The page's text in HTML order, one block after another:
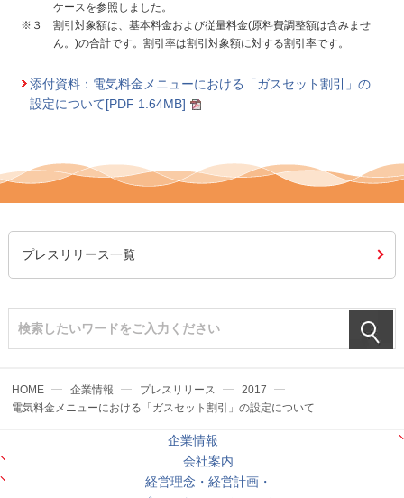
ケースを参照しました。
※３ 割引対象額は、基本料金および従量料金(原料費調整額は含みませ
ん。)の合計です。割引率は割引対象額に対する割引率です。
添付資料：電気料金メニューにおける「ガスセット割引」の
設定について[PDF 1.64MB]
プレスリリース一覧
HOME 企業情報 プレスリリース
2017
電気料金メニューにおける「ガスセット割引」の設定について
企業情報
会社案内
経営理念・経営計画・